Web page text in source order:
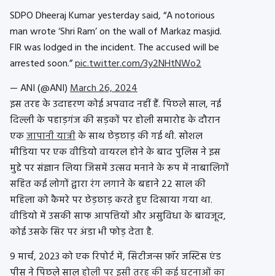
SDPO Dheeraj Kumar yesterday said, “A notorious
man wrote ‘Shri Ram’ on the wall of Markaz masjid.
FIR was lodged in the incident. The accused will be
arrested soon.”pic.twitter.com/3y2NHtNWo2
— ANI (@ANI)March 26, 2024
इस तरह के उदाहरण कोई अपवाद नहीं हैं. पिछले साल, नई
दिल्ली के पहाड़गंज की सड़कों पर होली समारोह के दौरान
एकजापानी यात्रीके साथ छेड़छाड़ की गई थी. सोशल
मीडिया पर एक वीडियो वायरल होने के बाद पुलिस ने इस
मुद्दे पर संज्ञान लिया जिसमें उत्सव मनाने के रूप में नाबालिगों
सहित कई लोगों द्वारा रंग लगाने के बहाने 22 साल की
महिला को कैमरे पर छेड़छाड़ करते हुए दिखाया गया था.
वीडियो में उसकी साफ आपत्तियों और असुविधा के बावजूद,
कोई उसके सिर पर अंडा भी फोड़ देता है.
9 मार्च, 2023 को एक रिपोर्ट में, सिटीजन्स फ़ॉर जस्टिस एंड